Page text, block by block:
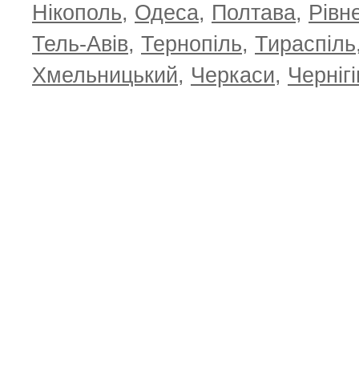
Нікополь, Одеса, Полтава,
Тель-Авів, Тернопіль, Тираспіль
Хмельницький, Черкаси,